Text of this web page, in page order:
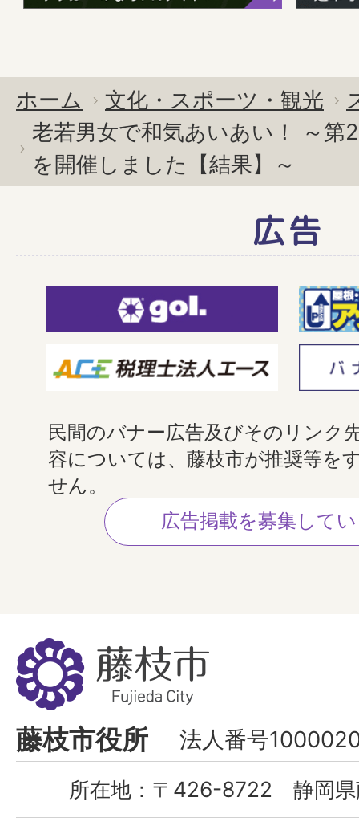
ホーム 文化・スポーツ・観光
老若男女で和気あいあい！ ～第
を開催しました【結果】～
広告
民間のバナー広告及びそのリンク
容については、藤枝市が推奨等を
せん。
広告掲載を募集して
藤
枝
市
Fujieda
City
藤枝市役所 法人番号
所在地： 〒426-8722 静岡県